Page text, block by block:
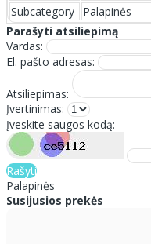
Subcategory
Palapinės
Parašyti atsiliepimą
Vardas:
El. pašto adresas:
Atsiliepimas:
Įvertinimas:
Įveskite saugos kodą:
Rašyti
Palapinės
Susijusios prekės